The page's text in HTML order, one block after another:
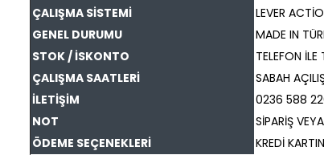
ÇALIŞMA SİSTEMİ
LEVER
GENEL DURUMU
MADE IN
STOK / İSKONTO
TELEFON İLE
ÇALIŞMA SAATLERİ
SABAH
İLETİŞİM
0236 588
NOT
SİPARİŞ
ÖDEME SEÇENEKLERİ
KREDİ